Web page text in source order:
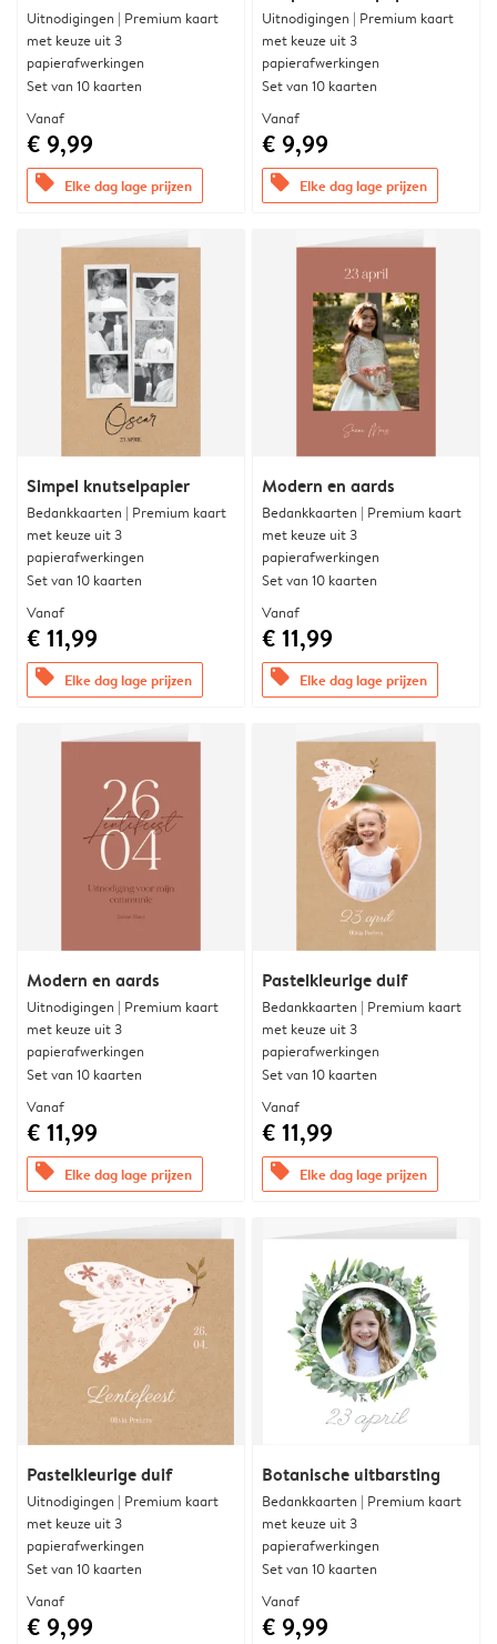
Uitnodigingen | Premium kaart
met keuze uit 3
papierafwerkingen
Set van 10 kaarten
Vanaf
€ 9,99
offers Elke dag lage prijzen
Uitnodigingen | Premium kaart
met keuze uit 3
papierafwerkingen
Set van 10 kaarten
Vanaf
€ 9,99
offers Elke dag lage prijzen
Simpel knutselpapier
Bedankkaarten | Premium kaart
met keuze uit 3
papierafwerkingen
Set van 10 kaarten
Vanaf
€ 11,99
offers Elke dag lage prijzen
Modern en aards
Bedankkaarten | Premium kaart
met keuze uit 3
papierafwerkingen
Set van 10 kaarten
Vanaf
€ 11,99
offers Elke dag lage prijzen
Modern en aards
Uitnodigingen | Premium kaart
met keuze uit 3
papierafwerkingen
Set van 10 kaarten
Vanaf
€ 11,99
offers Elke dag lage prijzen
Pastelkleurige duif
Bedankkaarten | Premium kaart
met keuze uit 3
papierafwerkingen
Set van 10 kaarten
Vanaf
€ 11,99
offers Elke dag lage prijzen
Pastelkleurige duif
Uitnodigingen | Premium kaart
met keuze uit 3
papierafwerkingen
Set van 10 kaarten
Vanaf
€ 9,99
Botanische uitbarsting
Bedankkaarten | Premium kaart
met keuze uit 3
papierafwerkingen
Set van 10 kaarten
Vanaf
€ 9,99